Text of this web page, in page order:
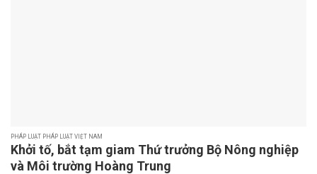
PHÁP LUẬT PHÁP LUẬT VIỆT NAM
Khởi tố, bắt tạm giam Thứ trưởng Bộ Nông nghiệp
và Môi trường Hoàng Trung